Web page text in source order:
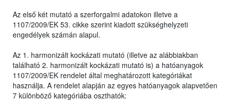
Az első két mutató a szerforgalmi adatokon illetve a
1107/2009/EK 53. cikke szerint kiadott szükséghelyzeti
engedélyek számán alapul.
Az 1. harmonizált kockázati mutató (illetve az alábbiakban
található 2. harmonizált kockázati mutató is) a hatóanyagok
1107/2009/EK rendelet által meghatározott kategóriákat
használja. A rendelet alapján az egyes hatóanyagok alapvetően
7 különböző kategóriába oszthatók: